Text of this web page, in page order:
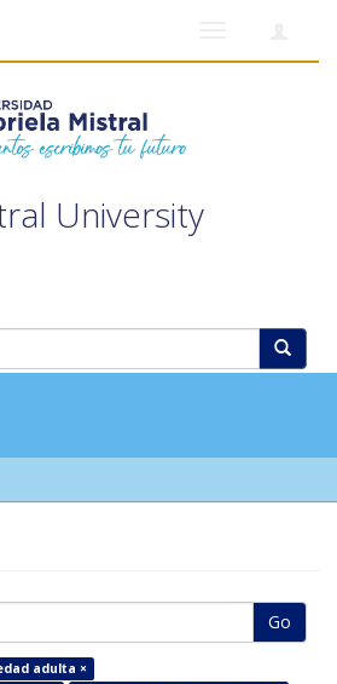
University
Go
adulta ×